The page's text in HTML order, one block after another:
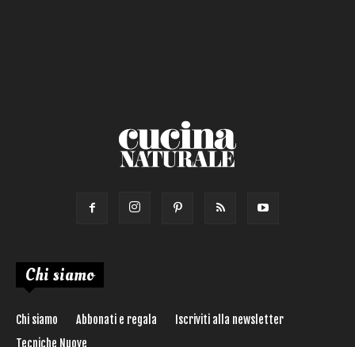
Chi siamo
Chi siamo Abbonati e regala
Iscriviti alla newsletter
Tecniche Nuove